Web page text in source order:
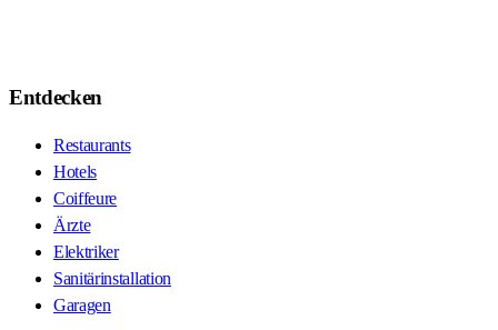
Entdecken
Restaurants
Hotels
Coiffeure
Ärzte
Elektriker
Sanitärinstallation
Garagen